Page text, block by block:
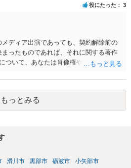
役にたった 3
ディア出演であっても、契約解除前の
ったものであれば、それに関する著作
ついて、あなたは肖像権やパブリシティ
が獲得した仕事から生じる権利を、解除
には合理性がある場合もあります。し
う表現は、本来他人に譲渡できるもの
ってしまうかのようにも読め、あなた
す。
もっとみる
滑川市 黒部市 砺波市
小矢部市